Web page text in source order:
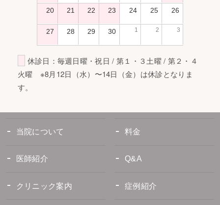
20 21 22 23 24 25 26
27 28 29 30 1 2 3
休診日：毎週日曜・祝日 / 第１・３土曜 / 第２・４
火曜 ※8月12日（水）〜14日（金）は休診となりま
す。
当院について 料金
医師紹介 Q&A
クリニック案内 症例紹介